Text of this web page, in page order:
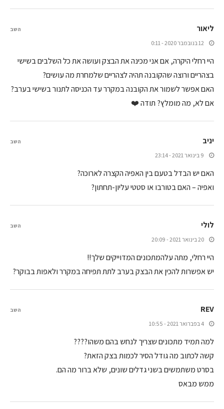
ליאור
12 בנובמבר 2020 - 0:11
היי רחלי היקרה, אם אני מכינה את הבצק ועושה את כל השלבים בשישי
בצהריים ורוצה שהקובנה תהיה לצהריים שלמחרת מה עושים?
האם אפשר לשמור את הקובנה במקרר עד הכניסה לתנור בשישי בערב?
אם לא, מה מומלץ? תודה ❤️
השב
יניב
9 בינואר 2021 - 23:14
האם יש הבדל בטעם בין האפיה הקצרה לארוכה?
ואפיה – האם בטורבו או סטטי עליון-תחתון?
השב
לולי
20 בינואר 2021 - 20:09
היי רחלי, מתה עלהמתכונים המדוייקים שלך!!
יש אפשרות להכין את הבצק בערב לתת תפיחה במקרר ולאפות בבוקר?
השב
REV
4 בפברואר 2021 - 10:55
למה תמיד מתכונים שצריך לנחש בהם משהו????
קשה לכתוב מה גודל הסיר לכמות בצק הזאת?
בסרט משתמשים בשני גדלים שונים, שלא ברור מה הם.
ממש מבאס
השב